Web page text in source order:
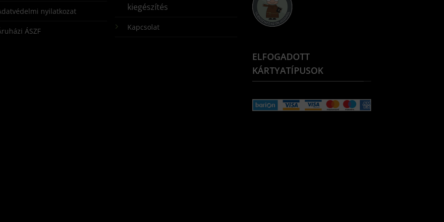
nyilatkozat
ÁSZF
kiegészítés
Kapcsolat
ELFOGADOTT
KÁRTYATÍPUSOK